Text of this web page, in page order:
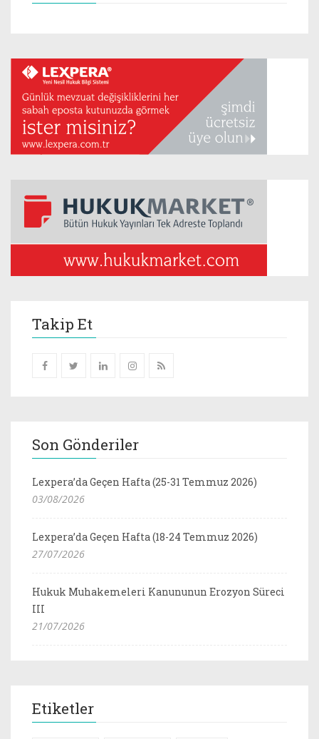
Takip Et
Son Gönderiler
Lexpera’da Geçen Hafta (25-31 Temmuz 2026)
03/08/2026
Lexpera’da Geçen Hafta (18-24 Temmuz 2026)
27/07/2026
Hukuk Muhakemeleri Kanununun Erozyon Süreci
III
21/07/2026
Etiketler